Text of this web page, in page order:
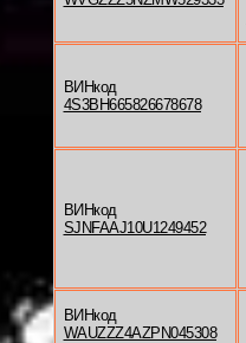
ВИНкод
4S3BH665826678678
ВИНкод
SJNFAAJ10U1249452
ВИНкод
WAUZZZ4AZPN045308